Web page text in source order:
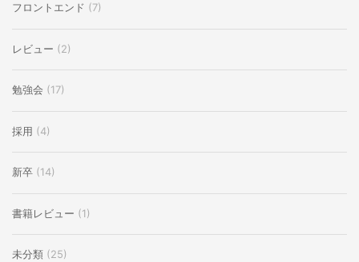
フロントエンド (7)
レビュー (2)
勉強会 (17)
採用 (4)
新卒 (14)
書籍レビュー (1)
未分類 (25)